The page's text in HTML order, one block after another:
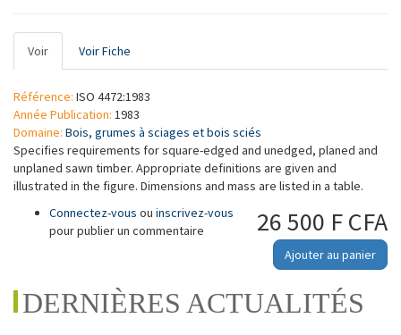
Onglets
principaux
Voir (onglet
actif)
Voir Fiche
Référence: ISO 4472:1983
Année Publication: 1983
Domaine: Bois, grumes à sciages et bois sciés
Specifies requirements for square-edged and unedged, planed and
unplaned sawn timber. Appropriate definitions are given and
illustrated in the figure. Dimensions and mass are listed in a table.
26 500 F CFA
Ajouter au panier
Connectez-vous ou inscrivez-vous
pour publier un commentaire
DERNIÈRES ACTUALITÉS